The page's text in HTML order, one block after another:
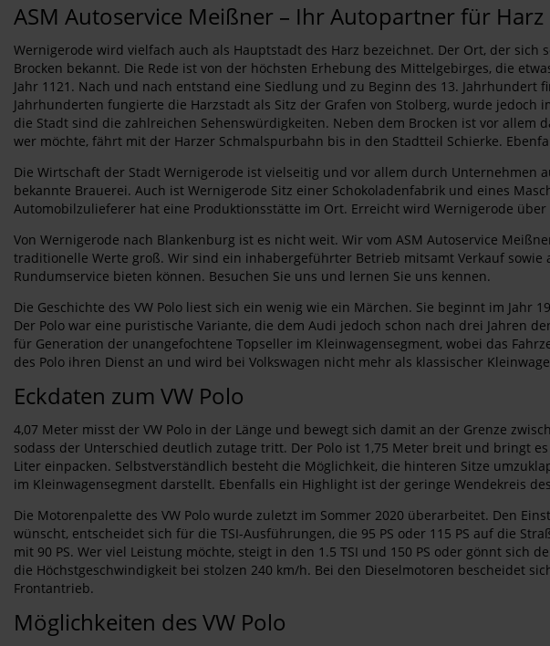
ASM Autoservice Meißner – Ihr Autopartner für
Wernigerode wird vielfach auch als Hauptstadt des Harz bezeichnet. Der Ort, der
Brocken bekannt. Die Rede ist von der höchsten Erhebung des Mittelgebirges, die
Jahr 1121. Nach und nach entstand eine Siedlung und zu Beginn des 13.
Jahrhunderten fungierte die Harzstadt als Sitz der Grafen von Stolberg, wurde
die Stadt sind die zahlreichen Sehenswürdigkeiten. Neben dem Brocken ist vor
wer möchte, fährt mit der Harzer Schmalspurbahn bis in den Stadtteil Schierke.
Die Wirtschaft der Stadt Wernigerode ist vielseitig und vor allem durch
bekannte Brauerei. Auch ist Wernigerode Sitz einer Schokoladenfabrik und eines
Automobilzulieferer hat eine Produktionsstätte im Ort. Erreicht wird Wernigerode
Von Wernigerode nach Blankenburg ist es nicht weit. Wir vom ASM Autoservice
traditionelle Werte groß. Wir sind ein inhabergeführter Betrieb mitsamt Verkauf
Rundumservice bieten können. Besuchen Sie uns und lernen Sie uns kennen.
Die Geschichte des VW Polo liest sich ein wenig wie ein Märchen. Sie beginnt im
Der Polo war eine puristische Variante, die dem Audi jedoch schon nach drei Jahren
für Generation der unangefochtene Topseller im Kleinwagensegment, wobei das
des Polo ihren Dienst an und wird bei Volkswagen nicht mehr als klassischer
Eckdaten zum VW Polo
4,07 Meter misst der VW Polo in der Länge und bewegt sich damit an der Grenze
sodass der Unterschied deutlich zutage tritt. Der Polo ist 1,75 Meter breit und bringt
Liter einpacken. Selbstverständlich besteht die Möglichkeit, die hinteren Sitze
im Kleinwagensegment darstellt. Ebenfalls ein Highlight ist der geringe Wendekreis
Die Motorenpalette des VW Polo wurde zuletzt im Sommer 2020 überarbeitet. Den
wünscht, entscheidet sich für die TSI-Ausführungen, die 95 PS oder 115 PS auf die
mit 90 PS. Wer viel Leistung möchte, steigt in den 1.5 TSI und 150 PS oder gönnt sich
die Höchstgeschwindigkeit bei stolzen 240 km/h. Bei den Dieselmotoren bescheidet
Frontantrieb.
Möglichkeiten des VW Polo